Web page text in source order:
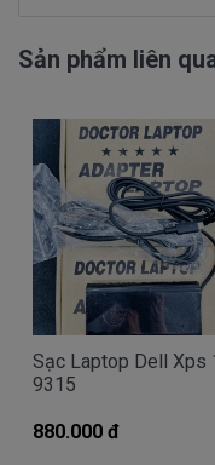
không cẩn thận
laptop dellcủa bạn
Khi cần mua sạc
Bridge bạn hãy
lượng tốt nhất, uy
giá tốt nhất
mãi chu đáo. Hãy
Chế độ bảo
cho sạc
M17x
Sản phẩm liên
Sạc Laptop Dell Xps
9315
880.000 đ